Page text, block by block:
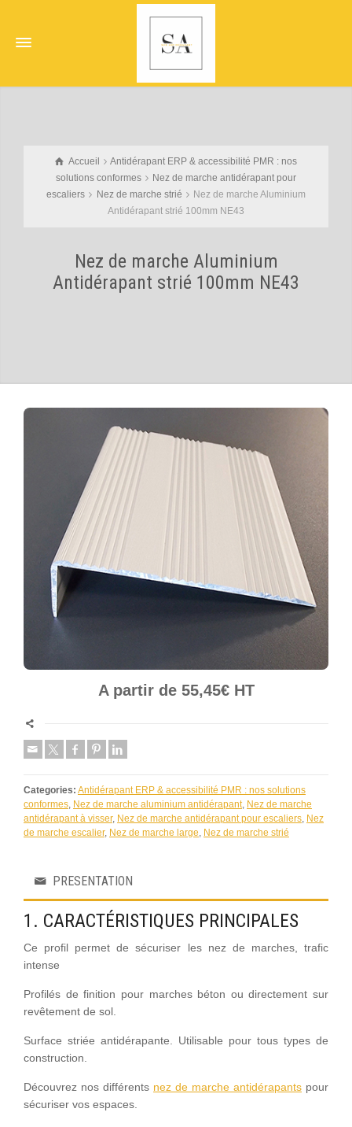
Accueil
Antidérapant ERP & accessibilité PMR : nos
solutions conformes
Nez de marche antidérapant pour
escaliers
Nez de marche strié
Nez de marche Aluminium
Antidérapant strié 100mm NE43
Nez de marche Aluminium
Antidérapant strié 100mm NE43
A partir de 55,45€ HT
Categories: Antidérapant ERP & accessibilité PMR : nos solutions
conformes
Nez de marche aluminium antidérapant, Nez de marche
antidérapant à visser, Nez de marche antidérapant pour escaliers
Nez
de marche escalier, Nez de marche large Nez de marche strié
PRESENTATION
1. CARACTÉRISTIQUES PRINCIPALES
Ce profil permet de sécuriser les nez de marches, trafic
intense
Profilés de finition pour marches béton ou directement sur
revêtement de sol.
Surface striée antidérapante. Utilisable pour tous types de
construction.
Découvrez nos différents nez de marche antidérapants pour
sécuriser vos espaces.